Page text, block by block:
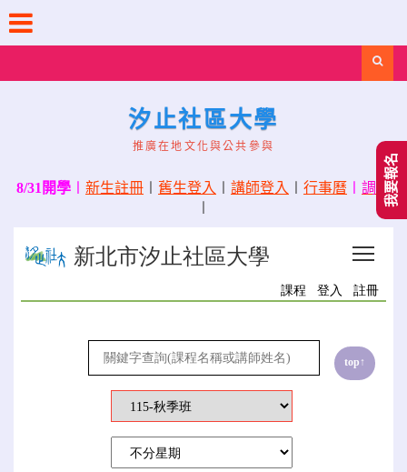
content
汐止社區大學
推廣在地文化與公共參與
8/31開學 新生註冊 舊生登入 講師登入 行事曆
調課我要報名